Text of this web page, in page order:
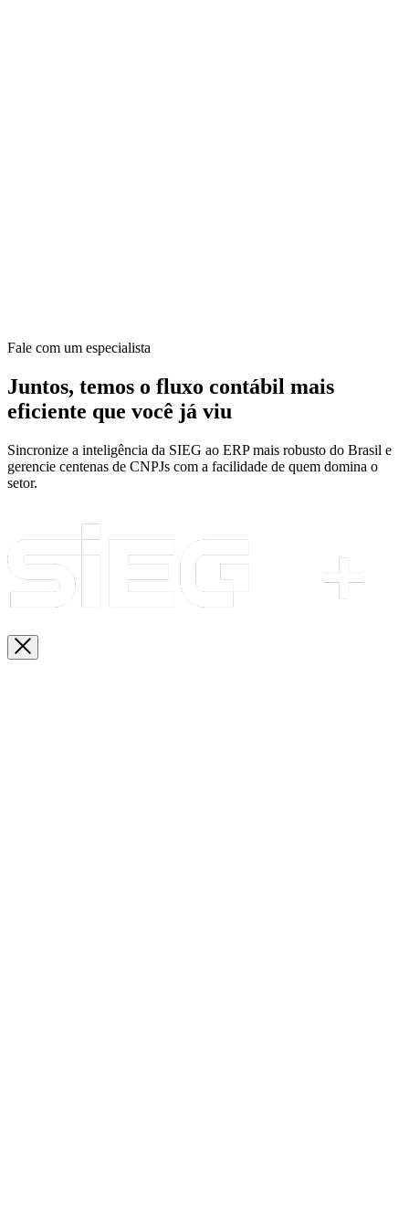
Fale com um especialista
Juntos, temos o fluxo contábil mais
eficiente que você já viu
Sincronize a inteligência da SIEG ao ERP mais robusto do Brasil e
gerencie centenas de CNPJs com a facilidade de quem domina o
setor.